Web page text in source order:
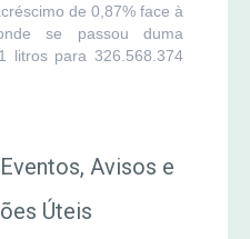
de 0,87% face à
se passou duma
litros para 326.568.374
Avisos e
Úteis